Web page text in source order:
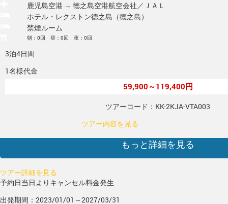
鹿児島空港 → 徳之島空港航空会社／ＪＡＬ
ホテル・レクストン徳之島（徳之島）
禁煙ルーム
朝：0回 昼：0回 夜：0回
3泊4日間
1名様代金
59,900～119,400円
ツアーコード：KK-2KJA-VTA003
ツアー内容を見る
もっと詳細を見る
ツアー詳細を見る
予約日当日よりキャンセル料金発生
出発期間：2023/01/01～2027/03/31